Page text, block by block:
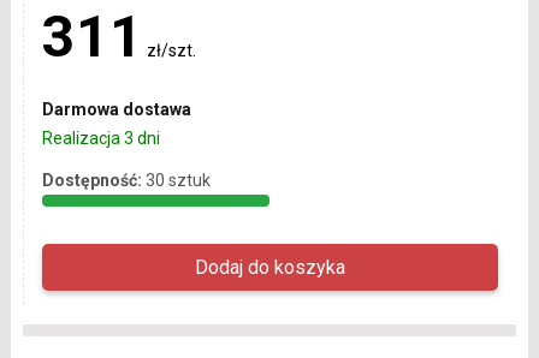
311 zł/szt.
Darmowa dostawa
Realizacja 3 dni
Dostępność: 30 sztuk